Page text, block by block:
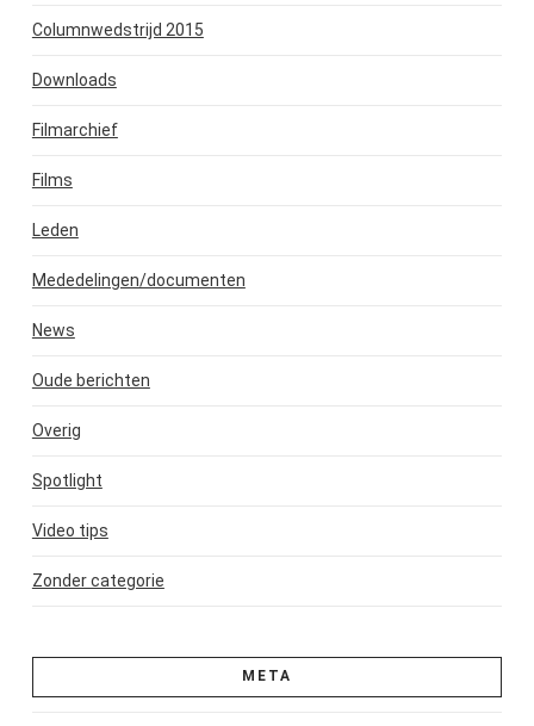
Columnwedstrijd 2015
Downloads
Filmarchief
Films
Leden
Mededelingen/documenten
News
Oude berichten
Overig
Spotlight
Video tips
Zonder categorie
META